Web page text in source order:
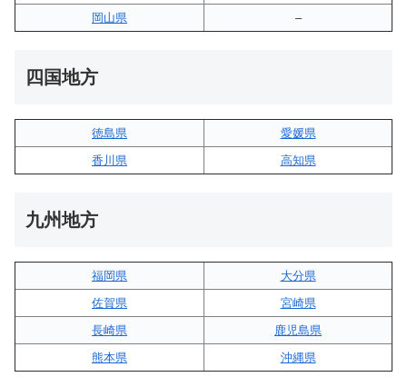
岡山県
–
四国地方
徳島県
愛媛県
香川県
高知県
九州地方
福岡県
大分県
佐賀県
宮崎県
長崎県
鹿児島県
熊本県
沖縄県